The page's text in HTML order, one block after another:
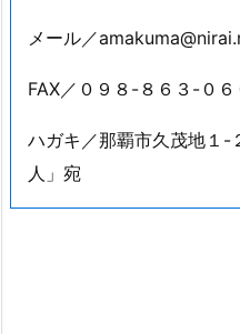
メール／
FAX／０９８-８６３-０６
ハガキ／那覇市久茂地１
人」宛